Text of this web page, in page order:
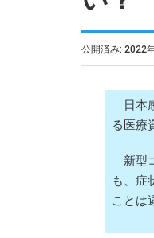
公開済み: 2022
日本
る医療
新型
も、症
ことは